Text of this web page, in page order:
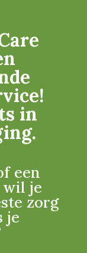
in
een
wil je
zorg
je